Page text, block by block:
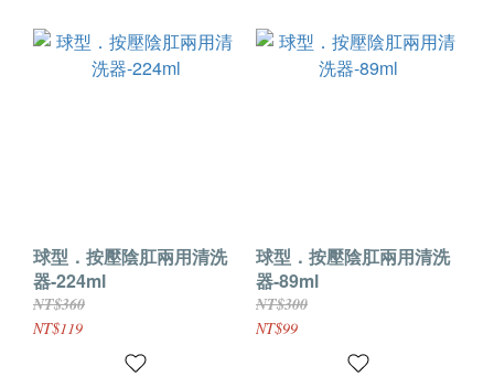
球型．按壓陰肛兩用清洗
器-224ml
NT$360
NT$119
球型．按壓陰肛兩用清洗
器-89ml
NT$300
NT$99